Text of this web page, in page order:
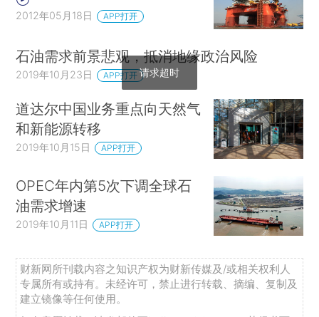
2012年05月18日 APP打开
石油需求前景悲观，抵消地缘政治风险
2019年10月23日 APP打开
道达尔中国业务重点向天然气
和新能源转移
2019年10月15日 APP打开
OPEC年内第5次下调全球石
油需求增速
2019年10月11日 APP打开
财新网所刊载内容之知识产权为财新传媒及/或相关权利人
专属所有或持有。未经许可，禁止进行转载、摘编、复制及
建立镜像等任何使用。
请求超时